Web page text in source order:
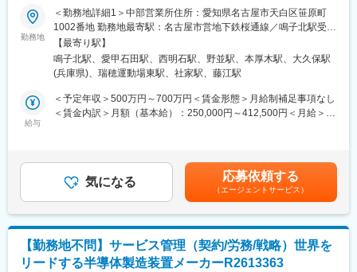
札幌市ワーク・ライフ・バランスplus（step1）に認証されまし
た。
社内Web承認化推進、男性の育休取得者推奨、有給奨励を行って
います。
■業務詳細：
（1）労働安全衛生（OHS）に関する法令および規制順守
（2）労働安全衛生マネジメントシステムの構築・維持
（3）安全文化および安全意識の向上
（4）緊急対応およびインシデント管理
（1）労働安全衛生に関連する法令、規制、基準を特定し、定期的
なコンプライアンス評価および特別監査を実施する。評価結果に
基づき実行可能な改善提案を行い、是正措置の実施状況をフォロ
を実施し、リスク低減対策を導入する。労働安全衛生方針、規
則、システム関連文書の作成および更新を行う。安全点検および
勤務地
＜勤務地詳細1＞中部営業所住所：愛知県名古屋市天白区笹原町
1002番地 勤務地最寄駅：名古屋市営地下鉄桜通線／鳴子北駅受動
喫煙対策：屋内全面禁煙＜勤務地詳細2＞神奈川営業所住所：神奈
川県厚木市長谷776-9 受動喫煙対策：屋内全面禁煙＜勤務地詳細3
＞関西サービスセンター住所：兵庫県神戸市西区宮下1-11-18 受
【最寄り駅】
鳴子北駅、愛甲石田駅、西明石駅、野並駅、本厚木駅、大久保駅
(兵庫県)、瑞穂運動場東駅、社家駅、藤江駅
給与
＜予定年収＞500万円～700万円＜賃金形態＞月給制補足事項なし
＜賃金内訳＞月額（基本給）：250,000円～412,500円＜月給＞
する可能性があります。月給(月額)は固定手当を含めた表記です。
気になる 応募依頼する
（エージェントサービス）
【勤務地不問】サービス管理（契約/労務/戦略）世界を
リードする半導体製造装置メーカーR2613363